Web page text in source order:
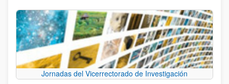
Jornadas del Vicerrectorado de Investigación